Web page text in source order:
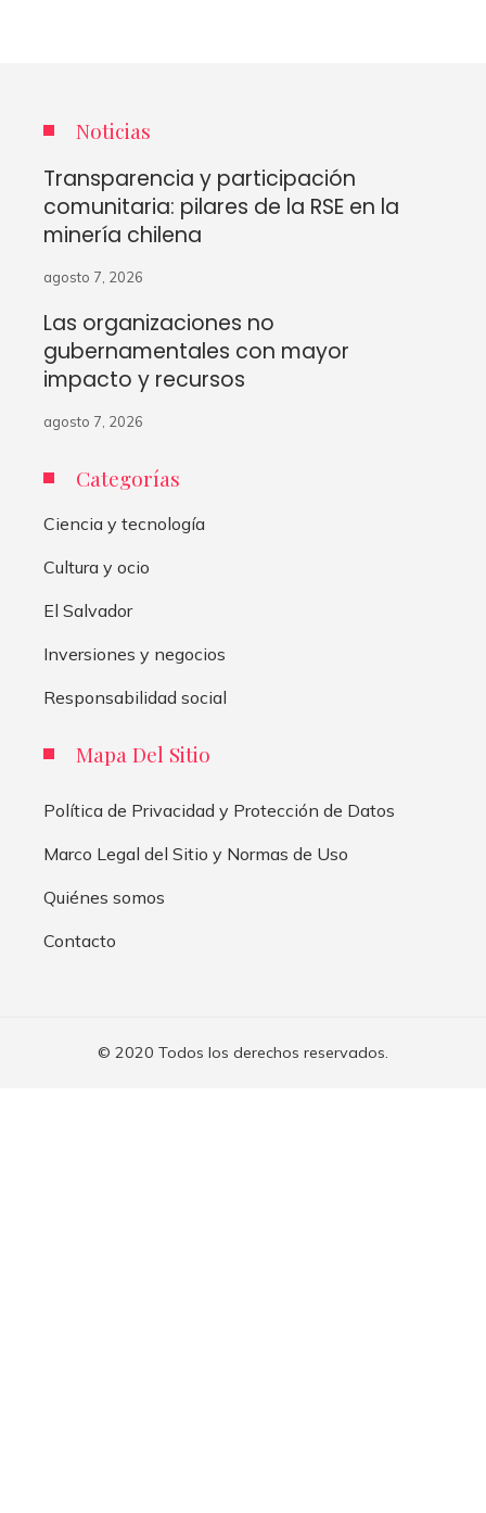
Noticias
Transparencia y participación
comunitaria: pilares de la RSE en la
minería chilena
agosto 7, 2026
Las organizaciones no
gubernamentales con mayor
impacto y recursos
agosto 7, 2026
Categorías
Ciencia y tecnología
Cultura y ocio
El Salvador
Inversiones y negocios
Responsabilidad social
Mapa Del Sitio
Política de Privacidad y Protección de Datos
Marco Legal del Sitio y Normas de Uso
Quiénes somos
Contacto
© 2020 Todos los derechos reservados.